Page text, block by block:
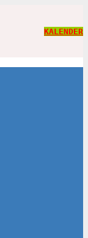
KALENDER